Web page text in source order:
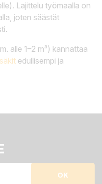
Lajittelu työmaalla on
joten säästät
alle 1–2 m³) kannattaa
edullisempi ja